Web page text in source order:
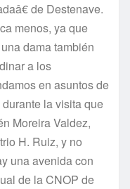
de Destenave.
menos, ya que
dama también
a los
en asuntos de
la visita que
Moreira Valdez,
H. Ruiz, y no
una avenida con
de la CNOP de